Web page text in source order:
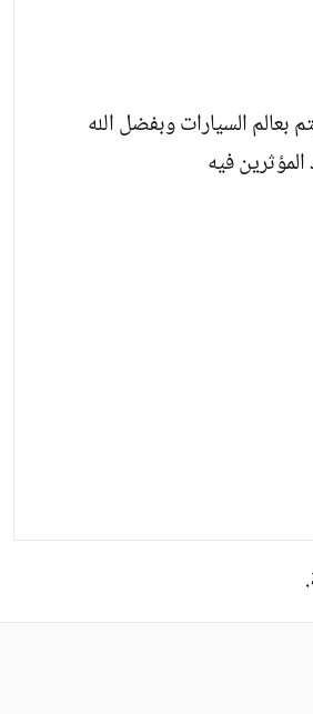
بعالم السيارات وبفضل الله
فيه